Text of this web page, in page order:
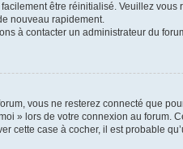
être réinitialisé. Veuillez
nouveau rapidement.
à contacter un administrateur du
vous ne resterez connecté que
» lors de votre connexion au
cette case à cocher, il est probable